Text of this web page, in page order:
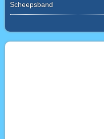
Scheepsband